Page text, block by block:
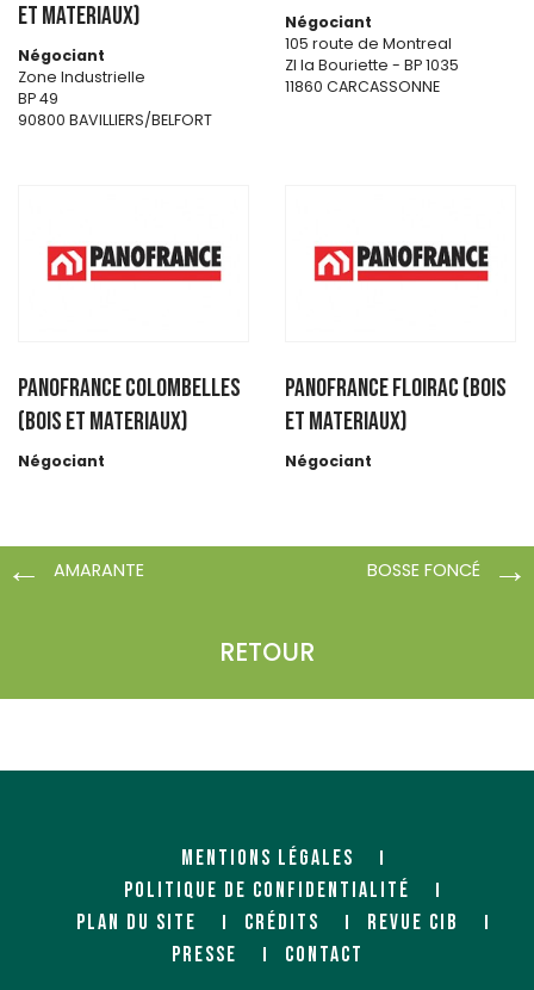
ET MATERIAUX)
Négociant
Zone Industrielle
BP 49
90800 BAVILLIERS/BELFORT
Négociant
105 route de Montreal
ZI la Bouriette - BP 1035
11860 CARCASSONNE
PANOFRANCE COLOMBELLES
(BOIS ET MATERIAUX)
Négociant
PANOFRANCE FLOIRAC (BOIS
ET MATERIAUX)
Négociant
85 route de Nimes
34920 LE CRES
PANOFRANCE LE MANS (BOIS
72025 LE MANS Cedex
AMARANTE
RETOUR
BOSSE FONCÉ
MENTIONS LÉGALES
POLITIQUE DE CONFIDENTIALITÉ
PLAN DU SITE
CRÉDITS
REVUE CIB
PRESSE
CONTACT